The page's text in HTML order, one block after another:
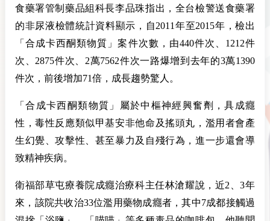
食藥署管制藥品組科長李品珠指出，全台檢警送食藥署
的非尿液檢體統計資料顯示，自2011年至2015年，檢出
「合成卡西酮類物質」案件次數，由440件次、1212件
次、2875件次、2萬7562件次一路爆增到去年的3萬1390
件次，前後增加71倍，成長趨勢驚人。
「合成卡西酮類物質」屬於中樞神經興奮劑，具成癮
性，毒性反應類似甲基安非他命及搖頭丸，濫用者會產
生幻覺、攻擊性、甚至暴力及自殘行為，進一步還會導
致精神疾病。
衛福部草屯療養院成癮治療科主任林滄耀說，近2、3年
來，該院共收治33位濫用藥物成癮者，其中7成都接觸過